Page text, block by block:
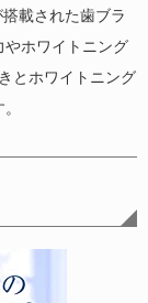
載された歯ブラ
やホワイトニング
とホワイトニング